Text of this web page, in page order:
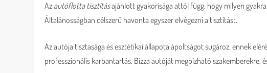
Az autóflotta tisztításajánlott gyakorisága attól függ, hogy milyen
Általánosságban célszerű havonta egyszer elvégezni a tisztítást.
Az autója tisztasága és esztétikai állapota ápoltságot sugároz, ennek
professzionális karbantartás. Bízza autóját megbízható szakemberekre,